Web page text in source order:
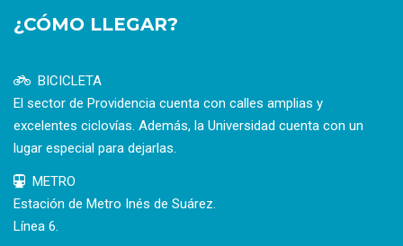
¿CÓMO LLEGAR?
BICICLETA
El sector de Providencia cuenta con calles amplias y
excelentes ciclovías. Además, la Universidad cuenta con un
lugar especial para dejarlas.
METRO
Estación de Metro Inés de Suárez.
Línea 6.